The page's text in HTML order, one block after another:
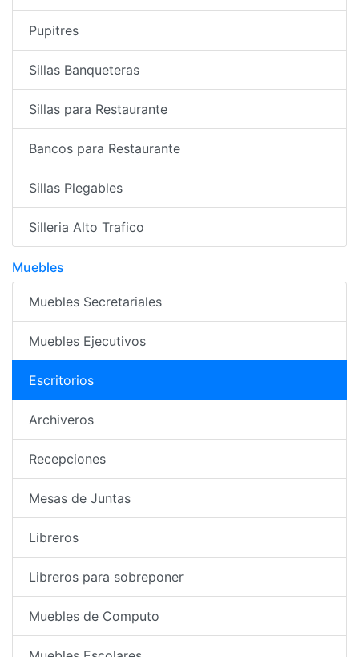
Pupitres
Sillas Banqueteras
Sillas para Restaurante
Bancos para Restaurante
Sillas Plegables
Silleria Alto Trafico
Muebles
Muebles Secretariales
Muebles Ejecutivos
Escritorios
Archiveros
Recepciones
Mesas de Juntas
Libreros
Libreros para sobreponer
Muebles de Computo